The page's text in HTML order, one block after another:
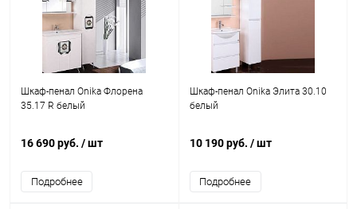
Шкаф-пенал Onika Флорена
35.17 R белый
16 690 руб. / шт
Подробнее
Шкаф-пенал Onika Элита 30.10
белый
10 190 руб. / шт
Подробнее